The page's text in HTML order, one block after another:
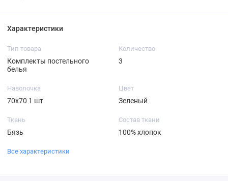
Характеристики
Тип товара
Комплекты постельного
белья
Количество
3
Наволочка
70х70 1 шт
Цвет
Зеленый
Ткань
Бязь
Состав ткани
100% хлопок
Все характеристики